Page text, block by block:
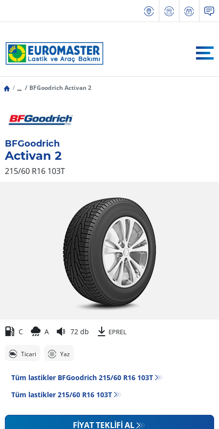
... BFGoodrich Activan 2
BFGoodrich
Activan 2
215/60 R16 103T
C A 72 db EPREL
Ticari Yaz
Tüm lastikler BFGoodrich 215/60 R16 103T
Tüm lastikler‎ 215/60 R16 103T
FIYAT TEKLIFI AL